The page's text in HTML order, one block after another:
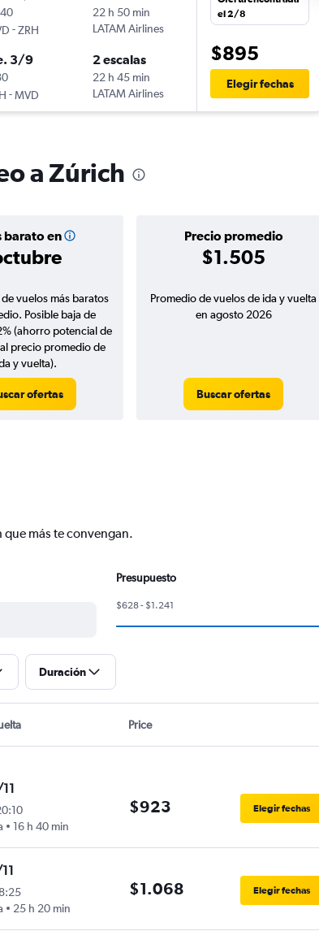
-ZRH
22 h 50 min
LATAM Airlines
3/9
-MVD
2 escalas
22 h 45 min
LATAM Airlines
el 2/8
$895
Elegir fechas
a Zúrich
barato en Precio promedio
$1.505
vuelos más baratos
Posible baja de
(ahorro potencial de
precio promedio de
y vuelta).
ofertas
Promedio de vuelos de ida y vuelta
en agosto 2026
Buscar ofertas
más te convengan.
Presupuesto
$628 - $1.241
Duración
Price
16 h 40 min
$923 Elegir fechas
8:25
25 h 20 min
$1.068 Elegir fechas